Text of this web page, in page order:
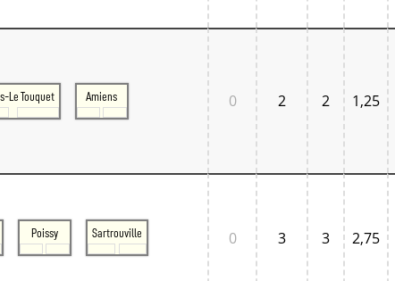
Le Touquet Amiens 0 2 2 1,25
Poissy Sartrouville 0 3 3 2,75